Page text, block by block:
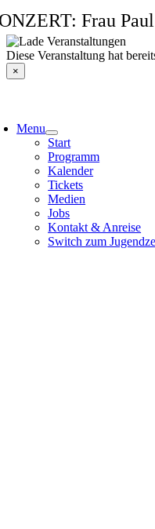
Zum
Inhalt
springen
Menu
Start
Programm
Kalender
Tickets
Medien
Jobs
Kontakt & Anreise
Switch zum
Frau
Diese Veranstaltung hat
×